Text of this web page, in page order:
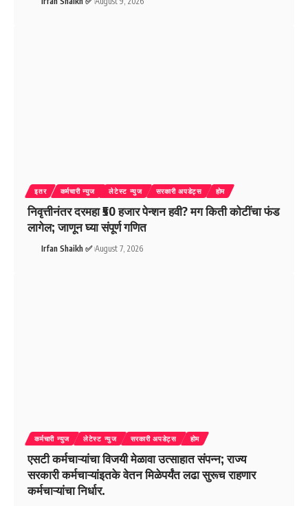
इतर कर्मचारी न्युज लेटेस्ट न्युज सरकारी अपडेट्स होम
निवृत्तीनंतर दरमहा ₹50 हजार पेन्शन हवी? मग किती कोटींचा फंड
लागेल; जाणून घ्या संपूर्ण गणित
Irfan Shaikh ✅ August 7, 2026
कर्मचारी न्युज लेटेस्ट न्युज सरकारी अपडेट्स होम
एसटी कर्मचाऱ्यांचा विजयी मेळावा उत्साहात संपन्न; राज्य
सरकारी कर्मचाऱ्यांइतके वेतन मिळेपर्यंत लढा सुरूच राहणार
कर्मचाऱ्यांचा निर्धार.